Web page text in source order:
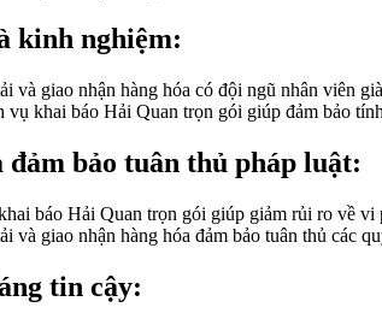
kinh nghiệm:
và giao nhận hàng hóa có đội ngũ nhân viên
vụ khai báo Hải Quan trọn gói giúp đảm bảo
bảo tuân thủ pháp luật:
báo Hải Quan trọn gói giúp giảm rủi ro về
và giao nhận hàng hóa đảm bảo tuân thủ các
tin cậy: